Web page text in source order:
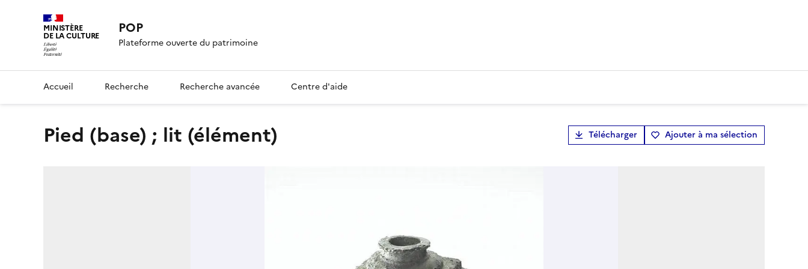
MINISTÈRE
DE LA CULTURE POP
Plateforme ouverte du patrimoine
Accueil Recherche Recherche avancée Centre d'aide
pied (base) ; lit (élément) Télécharger Ajouter à ma sélection